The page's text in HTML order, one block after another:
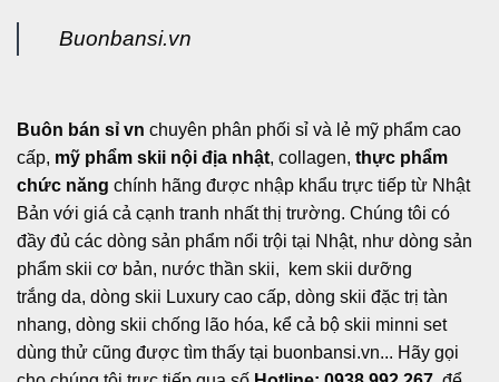
Buonbansi.vn
Buôn bán sỉ vn chuyên phân phối sỉ và lẻ mỹ phẩm cao
cấp, mỹ phẩm skii nội địa nhật, collagen, thực phẩm
chức năng chính hãng được nhập khẩu trực tiếp từ Nhật
Bản với giá cả cạnh tranh nhất thị trường. Chúng tôi có
đầy đủ các dòng sản phẩm nổi trội tại Nhật, như dòng sản
phẩm skii cơ bản, nước thần skii, kem skii dưỡng
trắng da, dòng skii Luxury cao cấp, dòng skii đặc trị tàn
nhang, dòng skii chống lão hóa, kể cả bộ skii minni set
dùng thử cũng được tìm thấy tại buonbansi.vn... Hãy gọi